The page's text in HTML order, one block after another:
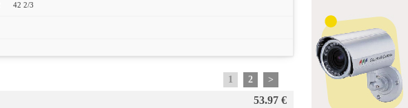
42 2/3
1 2
>
53.97 €